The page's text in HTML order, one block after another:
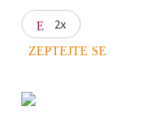
2x
ZEPTEJTE SE